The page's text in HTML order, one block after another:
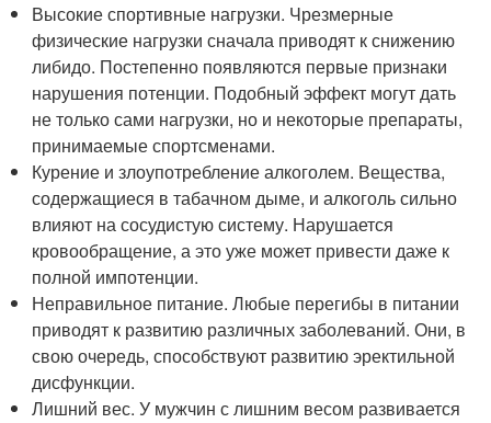
Высокие спортивные нагрузки. Чрезмерные
физические нагрузки сначала приводят к снижению
либидо. Постепенно появляются первые признаки
нарушения потенции. Подобный эффект могут дать
не только сами нагрузки, но и некоторые препараты,
принимаемые спортсменами.
Курение и злоупотребление алкоголем. Вещества,
содержащиеся в табачном дыме, и алкоголь сильно
влияют на сосудистую систему. Нарушается
кровообращение, а это уже может привести даже к
полной импотенции.
Неправильное питание. Любые перегибы в питании
приводят к развитию различных заболеваний. Они, в
свою очередь, способствуют развитию эректильной
дисфункции.
Лишний вес. У мужчин с лишним весом развивается